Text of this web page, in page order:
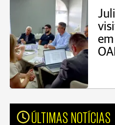
ÚLTIMAS NOTÍCIAS